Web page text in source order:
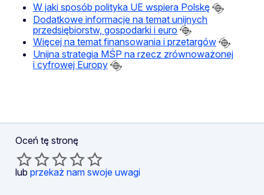
W jaki sposób polityka UE wspiera Polskę
Dodatkowe informacje na temat unijnych
przedsiębiorstw, gospodarki i euro
Więcej na temat finansowania i przetargów
Unijna strategia MŚP na rzecz zrównoważonej
i cyfrowej Europy
Oceń tę stronę
lub przekaż nam swoje uwagi